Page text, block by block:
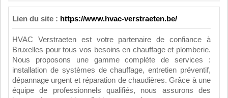
Lien du site : https://www.hvac-verstraeten.be/
HVAC Verstraeten est votre partenaire de confiance à
Bruxelles pour tous vos besoins en chauffage et plomberie.
Nous proposons une gamme complète de services :
installation de systèmes de chauffage, entretien préventif,
dépannage urgent et réparation de chaudières. Grâce à une
équipe de professionnels qualifiés, nous assurons des